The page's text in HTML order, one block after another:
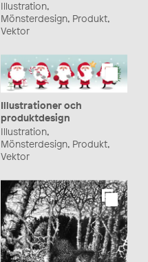
Illustration,
Mönsterdesign, Produkt,
Vektor
Illustrationer och
produktdesign
Illustration,
Mönsterdesign, Produkt,
Vektor